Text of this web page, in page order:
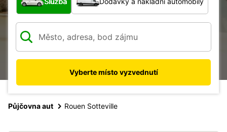
Vyberte místo vyzvednutí
Půjčovna aut Rouen Sotteville